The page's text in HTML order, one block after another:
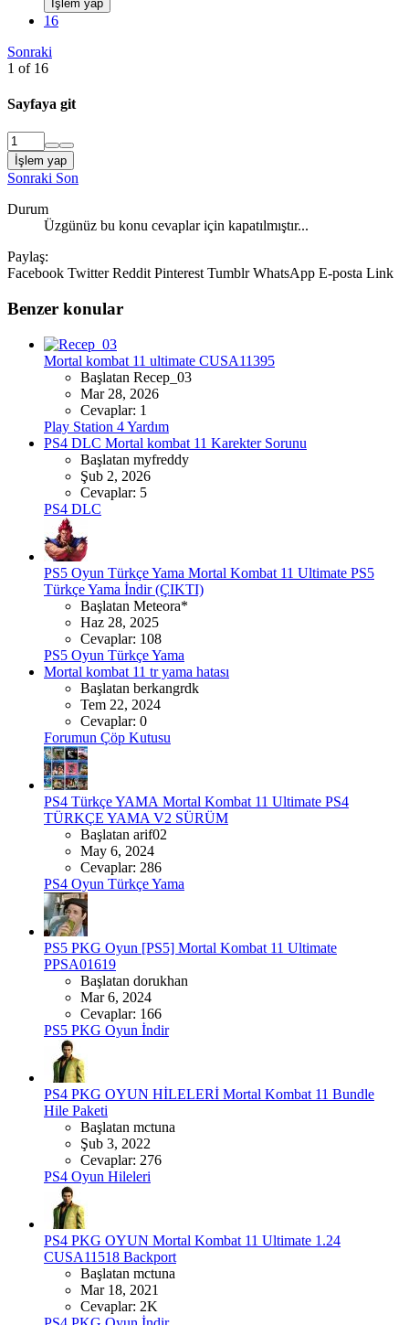
İşlem yap
16
Sonraki
1 of 16
Sayfaya git
İşlem yap
Sonraki Son
Durum
Üzgünüz bu konu cevaplar için kapatılmıştır...
Paylaş:
Facebook Twitter Reddit Pinterest Tumblr WhatsApp E-posta Link
Benzer konular
Mortal kombat 11 ultimate CUSA11395
Başlatan Recep_03
Mar 28, 2026
Cevaplar: 1
Play Station 4 Yardım
PS4 DLC Mortal kombat 11 Karekter Sorunu
Başlatan myfreddy
Şub 2, 2026
Cevaplar: 5
PS4 DLC
PS5 Oyun Türkçe Yama Mortal Kombat 11 Ultimate PS5
Türkçe Yama İndir (ÇIKTI)
Başlatan Meteora*
Haz 28, 2025
Cevaplar: 108
PS5 Oyun Türkçe Yama
Mortal kombat 11 tr yama hatası
Başlatan berkangrdk
Tem 22, 2024
Cevaplar: 0
Forumun Çöp Kutusu
PS4 Türkçe YAMA Mortal Kombat 11 Ultimate PS4
TÜRKÇE YAMA V2 SÜRÜM
Başlatan arif02
May 6, 2024
Cevaplar: 286
PS4 Oyun Türkçe Yama
PS5 PKG Oyun [PS5] Mortal Kombat 11 Ultimate
PPSA01619
Başlatan dorukhan
Mar 6, 2024
Cevaplar: 166
PS5 PKG Oyun İndir
PS4 PKG OYUN HİLELERİ Mortal Kombat 11 Bundle
Hile Paketi
Başlatan mctuna
Şub 3, 2022
Cevaplar: 276
PS4 Oyun Hileleri
PS4 PKG OYUN Mortal Kombat 11 Ultimate 1.24
CUSA11518 Backport
Başlatan mctuna
Mar 18, 2021
Cevaplar: 2K